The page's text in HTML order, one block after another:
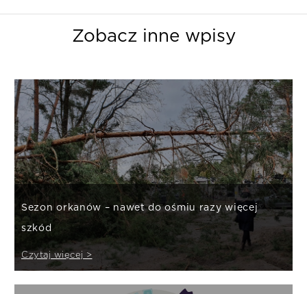
Zobacz inne wpisy
Sezon orkanów – nawet do ośmiu razy więcej
szkód
Czytaj więcej >